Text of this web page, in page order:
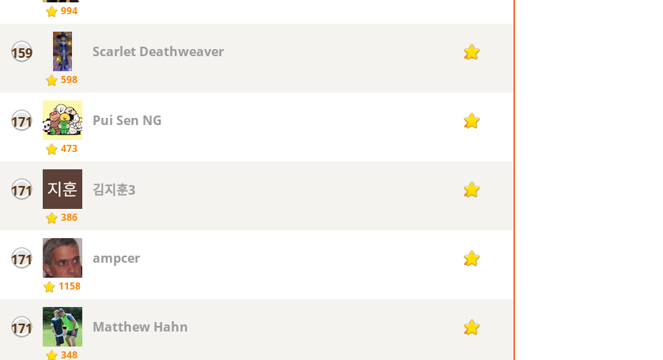
994
159
598
Scarlet Deathweaver 22
171
473
Pui Sen NG 21
171
386
김지훈3 21
171
1158
ampcer 21
171
348
Matthew Hahn 21